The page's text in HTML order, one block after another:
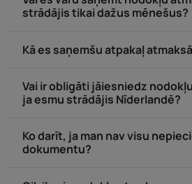
strādājis tikai dažus mēnešus?
Kā es saņemšu atpakaļ
Vai ir obligāti jāiesniedz
ja esmu strādājis Nīderlandē?
Ko darīt, ja man nav visu
dokumentu?